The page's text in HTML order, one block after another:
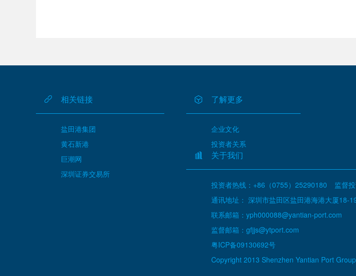
相关链接
盐田港集团
黄石新港
巨潮网
深圳证券交易所
了解更多
企业文化
投资者关系
关于我们
投资者热线：+86（0755）25290180
监督
通讯地址： 深圳市盐田区盐田港海港大厦18-
联系邮箱：yph000088@yantian-port.com
监督邮箱：gfjjs@ytport.com
粤ICP备09130692号
Copyright 2013 Shenzhen Yantian Port